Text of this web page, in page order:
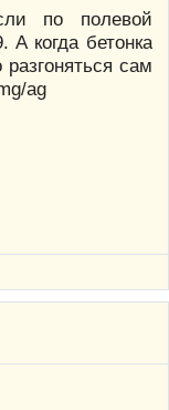
по полевой
А когда бетонка
сам